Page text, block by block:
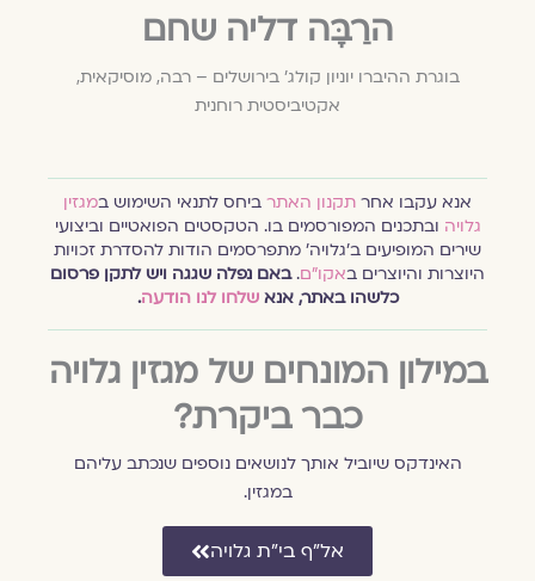
הרַבָּה דליה שחם
בוגרת ההיברו יוניון קולג' בירושלים – רבה, מוסיקאית,
אקטיביסטית רוחנית
אנא עקבו אחרתקנון האתרביחס לתנאי השימוש ב מגזין
גלויהובתכנים המפורסמים בו. הטקסטים הפואטיים וביצועי
שירים המופיעים ב׳גלויה׳ מתפרסמים הודות להסדרת זכויות
היוצרות והיוצרים ב אקו״ם.באם נפלה שגגה ויש לתקן פרסום
כלשהו באתר, אנאשלחו לנו הודעה.
במילון המונחים של מגזין גלויה
כבר ביקרת?
האינדקס שיוביל אותך לנושאים נוספים שנכתב עליהם
במגזין.
אל״ף בי״ת גלויה